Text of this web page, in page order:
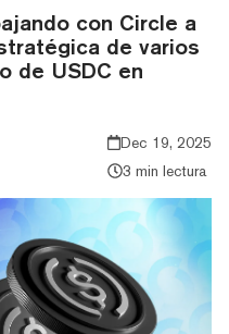
con Circle a
de varios
de USDC en
Dec 19, 2025
3 min lectura